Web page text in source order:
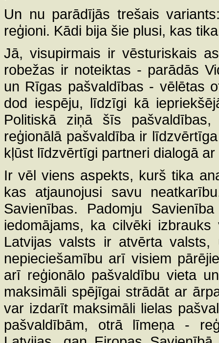
Un nu parādījās trešais
reģioni. Kādi bija šie plusi, kas
Jā, visupirmais ir vēsturiskais
robežas ir noteiktas - parādās
un Rīgas pašvaldības - vēlētas
dod iespēju, līdzīgi kā
Politiskā ziņā šīs
reģionālā pašvaldība ir
kļūst līdzvērtīgi partneri dialogā
Ir vēl viens aspekts, kurš tika
kas atjaunojusi savu
Savienības. Padomju
iedomājams, ka cilvēki
Latvijas valsts ir atvērta
nepieciešamību arī visiem
arī reģionālo pašvaldību vieta
maksimāli spējīgai strādāt ar
var izdarīt maksimāli lielas
pašvaldībām, otrā līmeņa -